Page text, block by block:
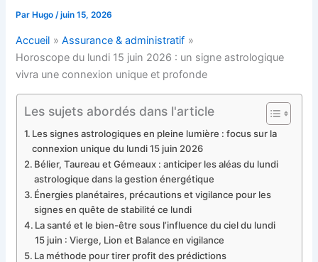
Par Hugo/juin 15, 2026
Accueil
Assurance & administratif
Horoscope du lundi 15 juin 2026 : un signe astrologique
vivra une connexion unique et profonde
Les sujets abordés dans l'article
Les signes astrologiques en pleine lumière : focus sur la
connexion unique du lundi 15 juin 2026
Bélier, Taureau et Gémeaux : anticiper les aléas du lundi
astrologique dans la gestion énergétique
Énergies planétaires, précautions et vigilance pour les
signes en quête de stabilité ce lundi
La santé et le bien-être sous l’influence du ciel du lundi
15 juin : Vierge, Lion et Balance en vigilance
La méthode pour tirer profit des prédictions